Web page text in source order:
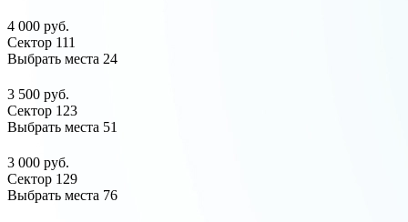
4 000 руб.
Сектор 111
Выбрать места 24
3 500 руб.
Сектор 123
Выбрать места 51
3 000 руб.
Сектор 129
Выбрать места 76